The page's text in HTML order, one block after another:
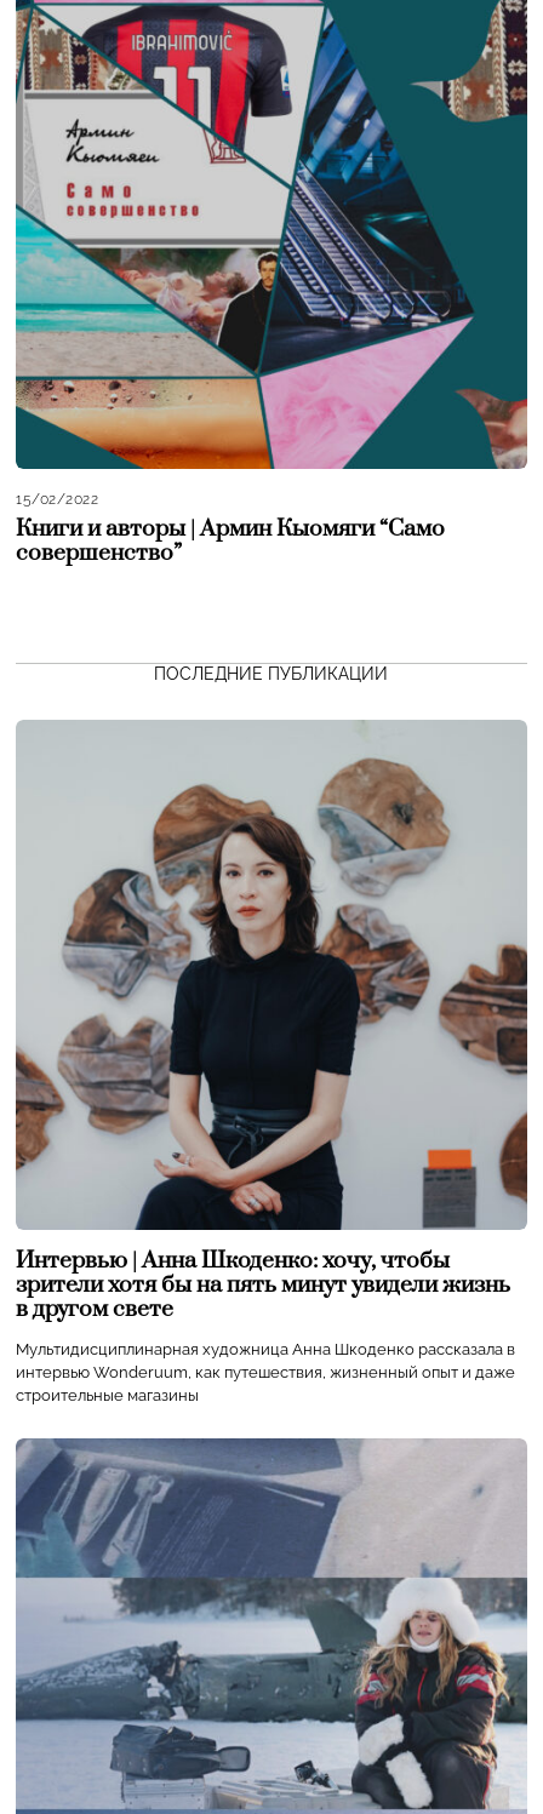
15/02/2022
Книги и авторы | Армин Кыомяги “Само
совершенство”
ПОСЛЕДНИЕ ПУБЛИКАЦИИ
Интервью | Анна Шкоденко: хочу, чтобы
зрители хотя бы на пять минут увидели жизнь
в другом свете
Мультидисциплинарная художница Анна Шкоденко рассказала в
интервью Wonderuum, как путешествия, жизненный опыт и даже
строительные магазины